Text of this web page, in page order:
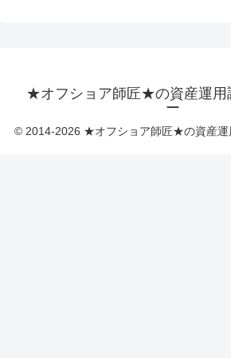
★オフショア師匠★の資産運用
ー
© 2014-2026 ★オフショア師匠★の資産運